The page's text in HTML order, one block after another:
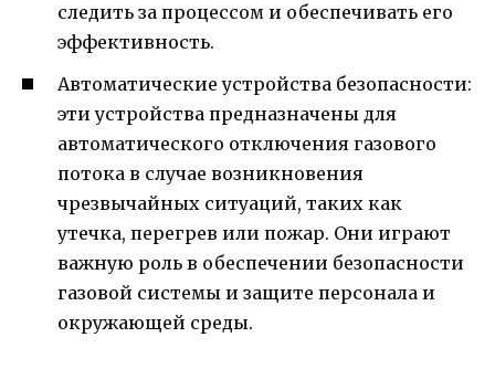
следить за процессом и обеспечивать его
эффективность.
Автоматические устройства безопасности:
эти устройства предназначены для
автоматического отключения газового
потока в случае возникновения
чрезвычайных ситуаций, таких как
утечка, перегрев или пожар. Они играют
важную роль в обеспечении безопасности
газовой системы и защите персонала и
окружающей среды.